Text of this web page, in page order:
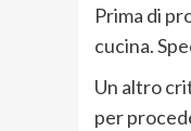
Prima di
cucina.
Un altro
per